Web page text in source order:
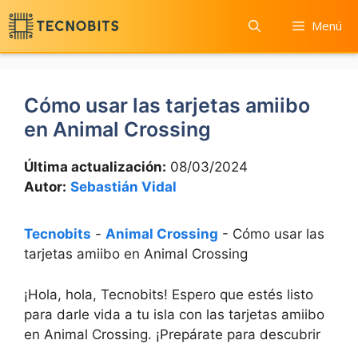
Saltar
al
contenido
Menú
Cómo usar las tarjetas amiibo
en Animal Crossing
Última actualización: 08/03/2024
Autor: Sebastián Vidal
Tecnobits - Animal Crossing - Cómo usar las
tarjetas amiibo en Animal Crossing
¡Hola, hola, ​Tecnobits! Espero que estés listo
‍para darle vida a tu isla con las ⁢tarjetas⁢ amiibo
en Animal Crossing. ¡Prepárate para descubrir